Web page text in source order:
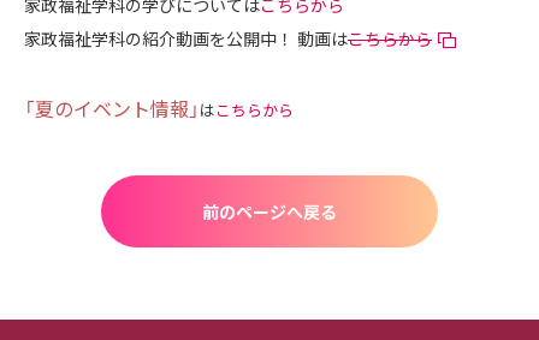
家政福祉学科の学びについてはこちらから
家政福祉学科の紹介動画を公開中！ 動画はこちらから
「夏のイベント情報」 はこちらから
前のページへ戻る